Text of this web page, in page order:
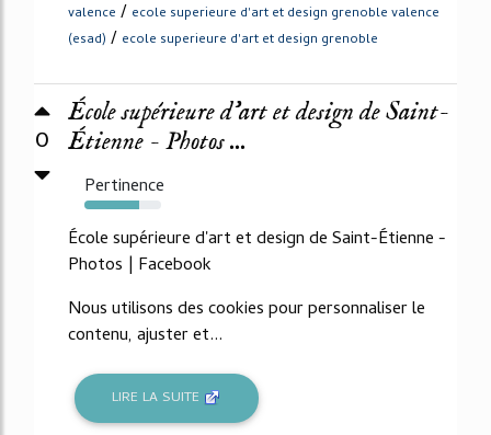
valence / ecole superieure d'art et design grenoble valence
(esad) / ecole superieure d'art et design grenoble
0
École supérieure d'art et design de Saint-
Étienne - Photos ...
Pertinence
72%
École supérieure d'art et design de Saint-Étienne -
Photos | Facebook
Nous utilisons des cookies pour personnaliser le
contenu, ajuster et...
LIRE LA SUITE